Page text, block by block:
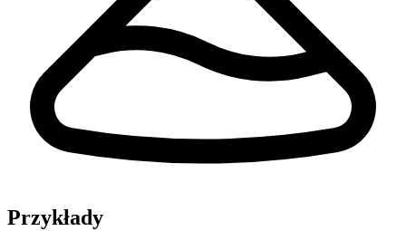
Przykłady